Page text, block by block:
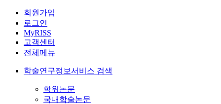
회원가입
로그인
MyRISS
고객센터
전체메뉴
학술연구정보서비스 검색
학위논문
국내학술논문